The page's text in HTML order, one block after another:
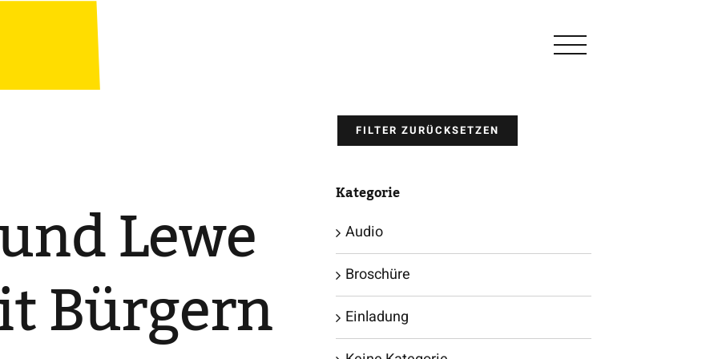
Lewe
Bürgern
FILTER ZURÜCKSETZEN
Kategorie
Audio
Broschüre
Einladung